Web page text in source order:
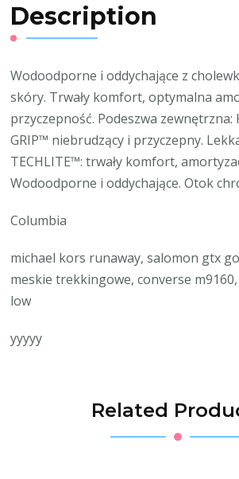
Description
Wodoodporne i oddychające z
skóry. Trwały komfort, optymalna
przyczepność. Podeszwa zewnętrzna:
GRIP™ niebrudzący i przyczepny.
TECHLITE™: trwały komfort,
Wodoodporne i oddychające. Otok
Columbia
michael kors runaway, salomon gtx
meskie trekkingowe, converse
low
yyyyy
Related